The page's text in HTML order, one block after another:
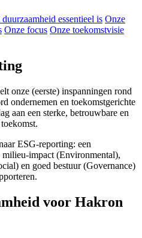
essentieel is Onze
Onze focus Onze toekomstvisie
onze (eerste) inspanningen rond
ondernemen en toekomstgerichte
aan een sterke, betrouwbare en
ESG-reporting: een
milieu-impact (Environmental),
en goed bestuur (Governance)
voor Hakron